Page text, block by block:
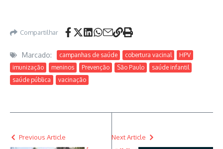
Compartilhar
Marcado: campanhas de saúde cobertura vacinal
HPV
imunização
meninos Prevenção São Paulo
saúde infantil
saúde pública
vacinação
Previous Article Next Article